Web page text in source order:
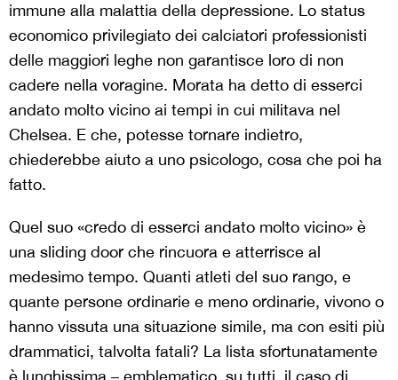
immune alla malattia della depressione. Lo status
economico privilegiato dei calciatori professionisti
delle maggiori leghe non garantisce loro di non
cadere nella voragine. Morata ha detto di esserci
andato molto vicino ai tempi in cui militava nel
Chelsea. E che, potesse tornare indietro,
chiederebbe aiuto a uno psicologo, cosa che poi ha
fatto.
Quel suo «credo di esserci andato molto vicino» è
una sliding door che rincuora e atterrisce al
medesimo tempo. Quanti atleti del suo rango, e
quante persone ordinarie e meno ordinarie, vivono o
hanno vissuta una situazione simile, ma con esiti più
drammatici, talvolta fatali? La lista sfortunatamente
è lunghissima – emblematico, su tutti, il caso di